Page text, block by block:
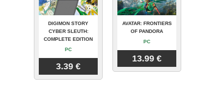
DIGIMON STORY
CYBER SLEUTH:
COMPLETE EDITION
PC
3.39 €
AVATAR: FRONTIERS
OF PANDORA
PC
13.99 €